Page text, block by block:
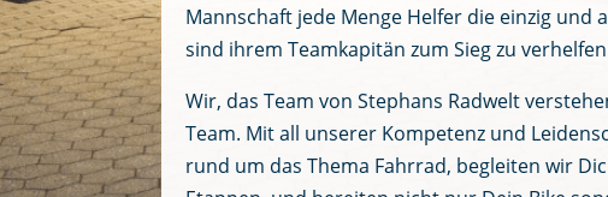
Mannschaft jede Menge Helfer die einzig und
sind ihrem Teamkapitän zum Sieg zu
Wir, das Team von Stephans Radwelt
Team. Mit all unserer Kompetenz und
rund um das Thema Fahrrad, begleiten wir